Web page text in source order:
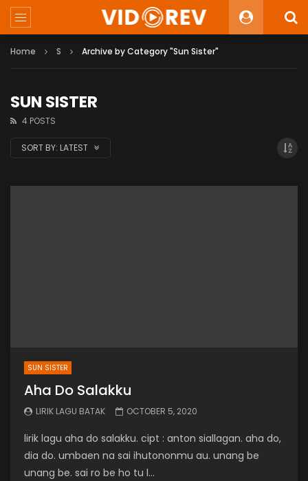
Home S Archive by Category "Sun Sister"
SUN SISTER
4 POSTS
SORT BY: LATEST
SUN SISTER
Aha Do Salakku
LIRIK LAGU BATAK OCTOBER 5, 2020
lirik lagu aha do salakku. cipt : anton siallagan. aha do,
dia do. umbaen na sai ihutononmu au. unang be
unang be. sai ro be ho tu l...